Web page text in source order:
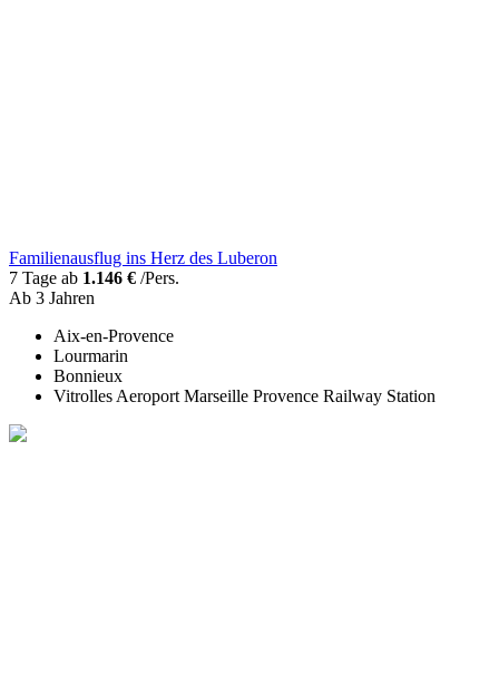
Familienausflug ins Herz des Luberon
7 Tage ab 1.146 € /Pers.
Ab 3 Jahren
Aix-en-Provence
Lourmarin
Bonnieux
Vitrolles Aeroport Marseille Provence Railway Station